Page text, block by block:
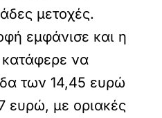
μετοχές.
εμφάνισε και η
να
των 14,45 ευρώ
ευρώ, με οριακές